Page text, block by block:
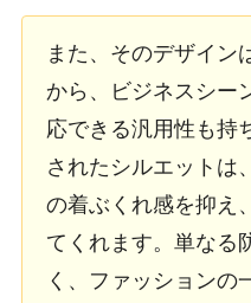
また、そのデザイン
から、ビジネスシー
応できる汎用性も持
されたシルエットは
の着ぶくれ感を抑え
てくれます。単なる
く、ファッションの